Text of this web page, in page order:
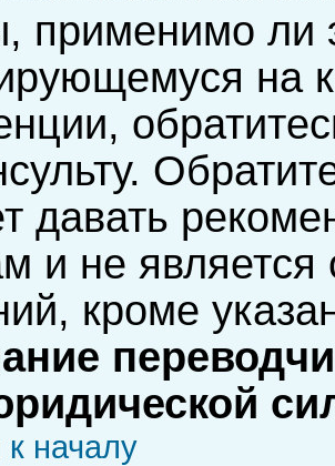
применимо ли
на
давать
и не
кроме
началу